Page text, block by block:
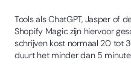
Tools als ChatGPT, Jasper of
Shopify Magic zijn hiervoor
schrijven kost normaal 20 tot
duurt het minder dan 5